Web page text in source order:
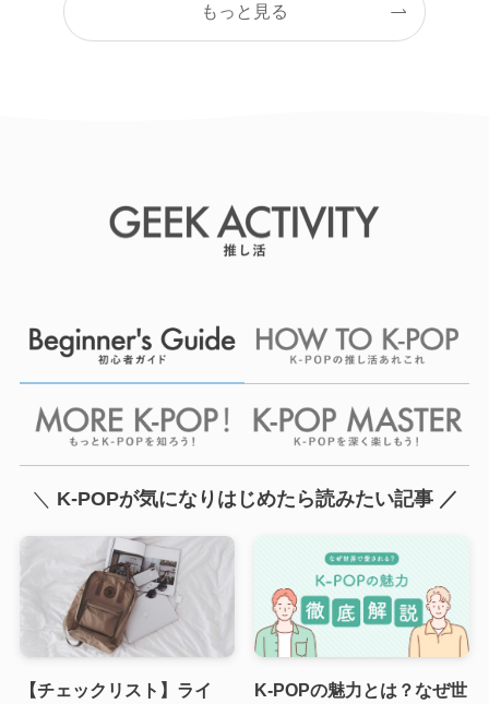
もっと見る
＼ K-POPが気になりはじめたら読みたい記事 ／
【チェックリスト】ライ
K-POPの魅力とは？なぜ世